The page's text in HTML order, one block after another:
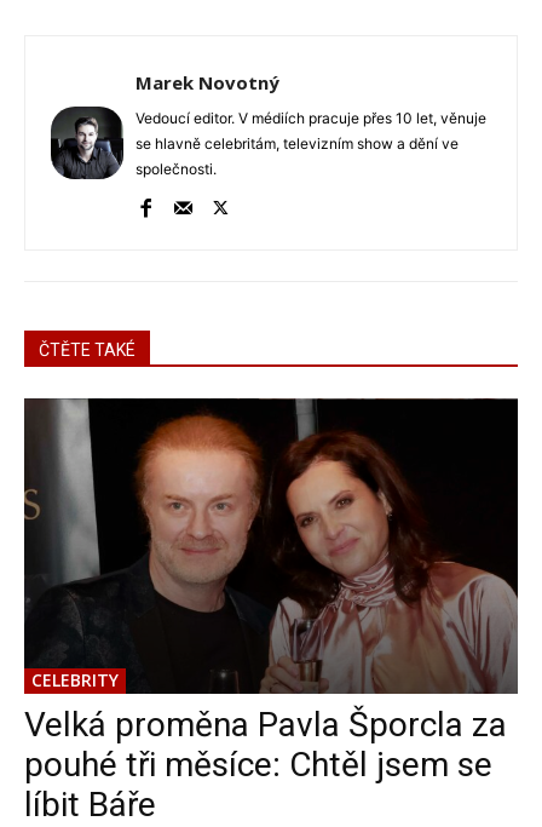
Marek Novotný
Vedoucí editor. V médiích pracuje přes 10 let, věnuje
se hlavně celebritám, televizním show a dění ve
společnosti.
ČTĚTE TAKÉ
CELEBRITY
Velká proměna Pavla Šporcla za
pouhé tři měsíce: Chtěl jsem se
líbit Báře